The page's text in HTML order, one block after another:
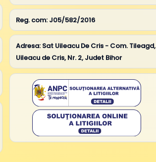
Reg. com: J05/582/2016
Adresa: Sat Uileacu De Cris - Com. Tileagd,
Uileacu de Cris, Nr. 2, Judet Bihor